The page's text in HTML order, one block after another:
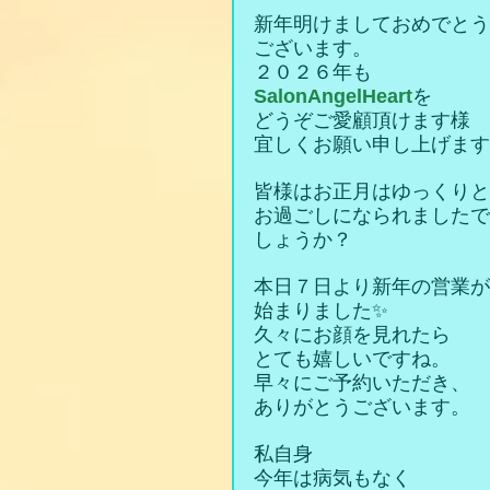
新年明けましておめでとう
ございます。
２０２６年も
SalonAngelHeartを
どうぞご愛顧頂けます様
宜しくお願い申し上げま
皆様はお正月はゆっくりと
お過ごしになられましたで
しょうか？
本日７日より新年の営業が
始まりました✨
久々にお顔を見れたら
とても嬉しいですね。
早々にご予約いただき、
ありがとうございます。
私自身
今年は病気もなく